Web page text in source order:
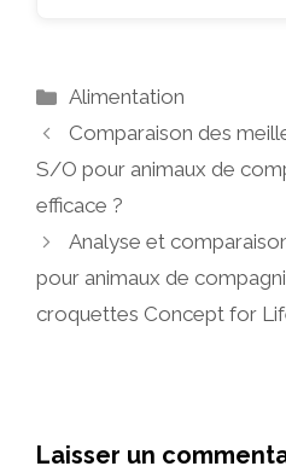
Catégories
Alimentation
Comparaison des
S/O pour animaux de
efficace ?
Analyse et
pour animaux de
croquettes Concept for
Laisser un